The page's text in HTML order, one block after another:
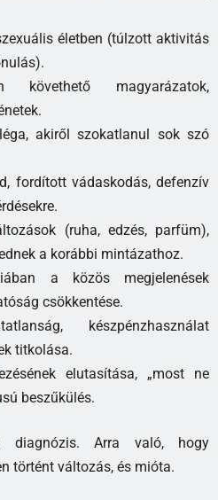
életben (túlzott aktivitás
követhető magyarázatok,
akiről szokatlanul sok szó
fordított vádaskodás, defenzív
(ruha, edzés, parfüm),
a korábbi mintázathoz.
a közös megjelenések
csökkentése.
készpénzhasználat
titkolása.
elutasítása, „most ne
beszűkülés.
Arra való, hogy
történt változás, és mióta.